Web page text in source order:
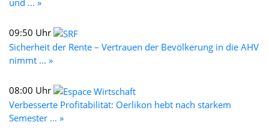
und ... »
09:50 Uhr
Sicherheit der Rente – Vertrauen der Bevölkerung in die AHV
nimmt ... »
08:00 Uhr
Verbesserte Profitabilität: Oerlikon hebt nach starkem
Semester ... »